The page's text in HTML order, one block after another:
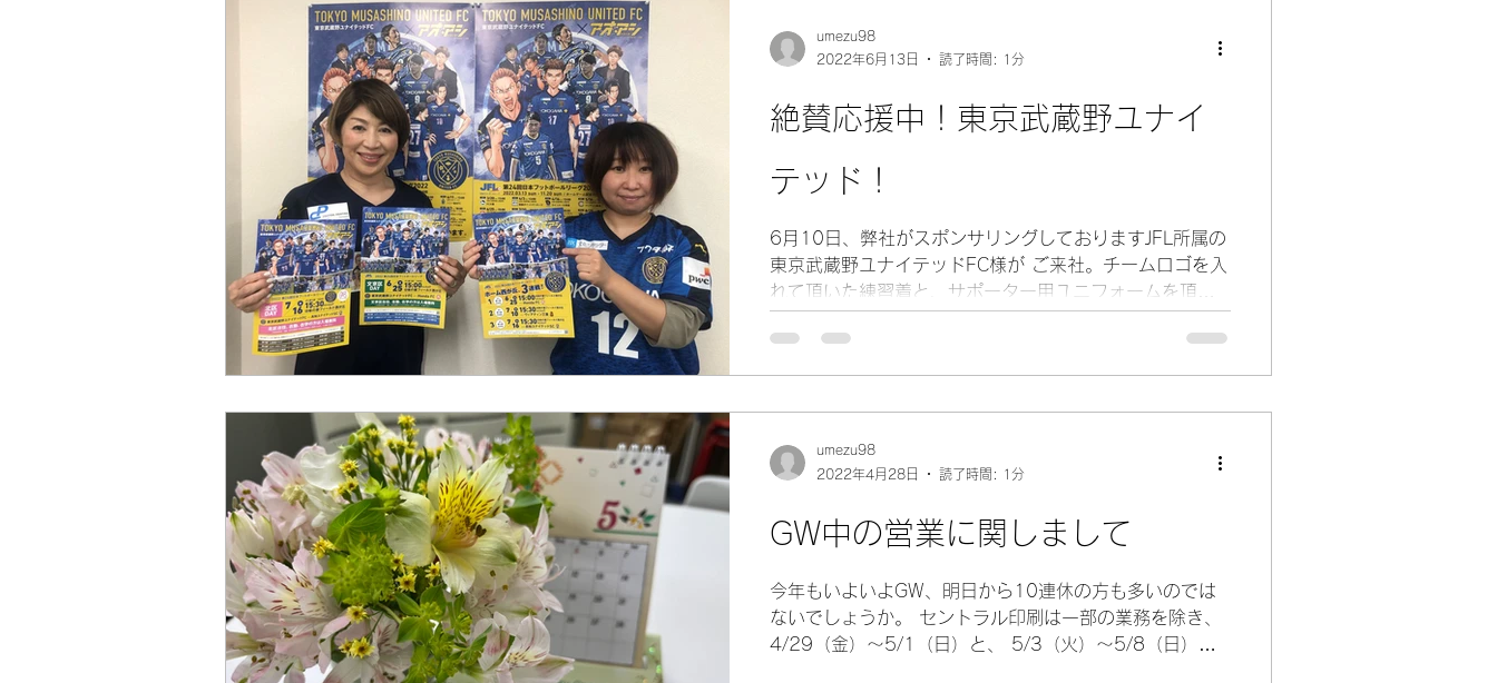
絶賛応援中！東京武蔵野ユナイ
テッド！
6月10日、弊社がスポンサリングしておりますJFL所属の
東京武蔵野ユナイテッドFC様が ご来社。チームロゴを入
れて頂いた練習着と、サポーター用ユニフォームを頂き
（土）の西ケ丘でのホーム3連戦のうち、...
umezu98
2022年6月13日
読了時間: 1分
GW中の営業に関しまして
今年もいよいよGW、明日から10連休の方も多いのでは
ないでしょうか。 セントラル印刷は一部の業務を除き、
4/29（金）～5/1（日）と、 5/3（火）～5/8（日）を
umezu98
2022年4月28日
読了時間: 1分